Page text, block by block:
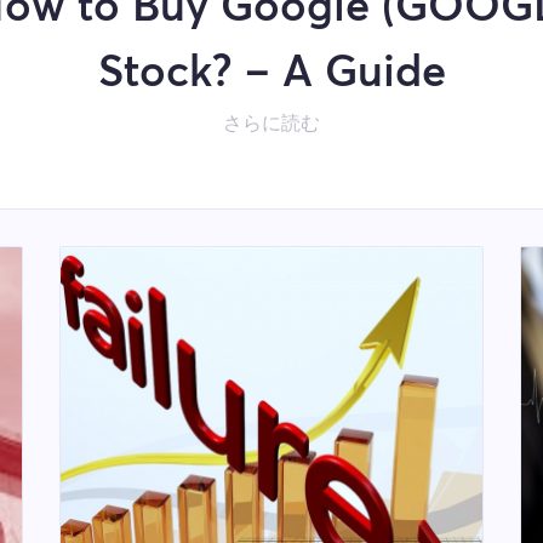
Stock? – A Guide
さらに読む